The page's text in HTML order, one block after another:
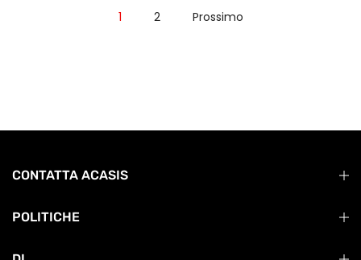
1 2 Prossimo
CONTATTA ACASIS
POLITICHE